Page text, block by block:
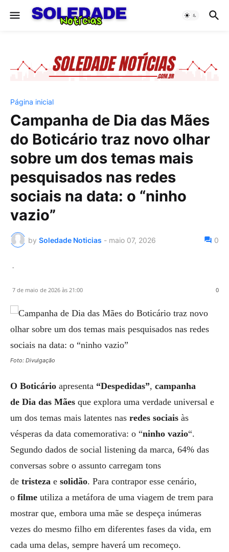
Página inicial
Campanha de Dia das Mães
do Boticário traz novo olhar
sobre um dos temas mais
pesquisados nas redes
sociais na data: o “ninho
vazio”
by Soledade Noticias - maio 07, 2026 0
-
7 de maio de 2026 às 21:00 0
Foto: Divulgação
O Boticário apresenta “Despedidas”, campanha
de Dia das Mães que explora uma verdade universal e
um dos temas mais latentes nas redes sociais às
vésperas da data comemorativa: o “ninho vazio“.
Segundo dados de social listening da marca, 64% das
conversas sobre o assunto carregam tons
de tristeza e solidão. Para contrapor esse cenário,
o filme utiliza a metáfora de uma viagem de trem para
mostrar que, embora uma mãe se despeça inúmeras
vezes do mesmo filho em diferentes fases da vida, em
cada uma delas, sempre haverá um recomeço.